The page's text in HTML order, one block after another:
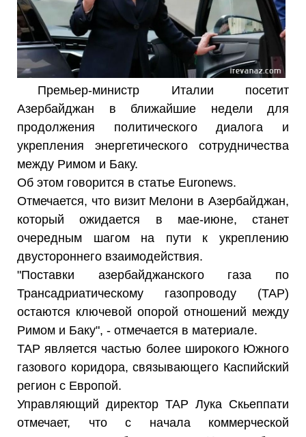
Премьер-министр Италии посетит
Азербайджан в ближайшие недели для
продолжения политического диалога и
укрепления энергетического сотрудничества
между Римом и Баку.
Об этом говорится в статье Euronews.
Отмечается, что визит Мелони в Азербайджан,
который ожидается в мае-июне, станет
очередным шагом на пути к укреплению
двустороннего взаимодействия.
"Поставки азербайджанского газа по
Трансадриатическому газопроводу (TAP)
остаются ключевой опорой отношений между
Римом и Баку", - отмечается в материале.
TAP является частью более широкого Южного
газового коридора, связывающего Каспийский
регион с Европой.
Управляющий директор TAP Лука Скьеппати
отмечает, что с начала коммерческой